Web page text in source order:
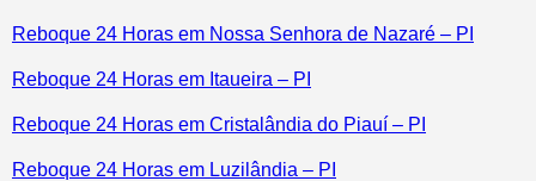
Reboque 24 Horas em Nossa Senhora de Nazaré – PI
Reboque 24 Horas em Itaueira – PI
Reboque 24 Horas em Cristalândia do Piauí – PI
Reboque 24 Horas em Luzilândia – PI